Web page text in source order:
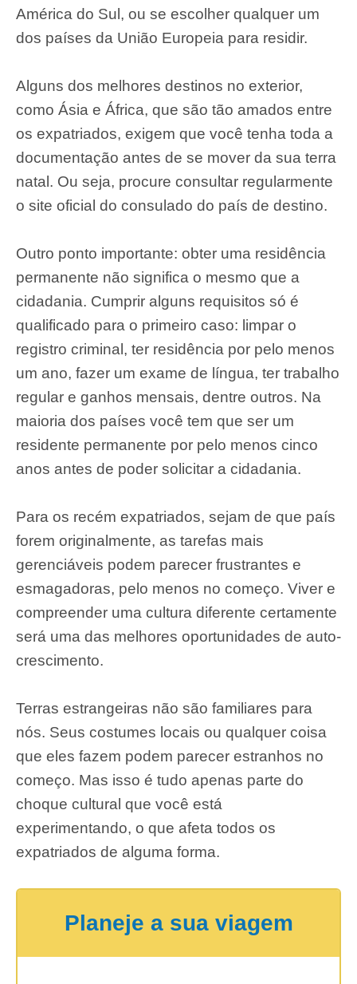
América do Sul, ou se escolher qualquer um
dos países da União Europeia para residir.
Alguns dos melhores destinos no exterior,
como Ásia e África, que são tão amados entre
os expatriados, exigem que você tenha toda a
documentação antes de se mover da sua terra
natal. Ou seja, procure consultar regularmente
o site oficial do consulado do país de destino.
Outro ponto importante: obter uma residência
permanente não significa o mesmo que a
cidadania. Cumprir alguns requisitos só é
qualificado para o primeiro caso: limpar o
registro criminal, ter residência por pelo menos
um ano, fazer um exame de língua, ter trabalho
regular e ganhos mensais, dentre outros. Na
maioria dos países você tem que ser um
residente permanente por pelo menos cinco
anos antes de poder solicitar a cidadania.
Para os recém expatriados, sejam de que país
forem originalmente, as tarefas mais
gerenciáveis podem parecer frustrantes e
esmagadoras, pelo menos no começo. Viver e
compreender uma cultura diferente certamente
será uma das melhores oportunidades de auto-
crescimento.
Terras estrangeiras não são familiares para
nós. Seus costumes locais ou qualquer coisa
que eles fazem podem parecer estranhos no
começo. Mas isso é tudo apenas parte do
choque cultural que você está
experimentando, o que afeta todos os
expatriados de alguma forma.
Planeje a sua viagem